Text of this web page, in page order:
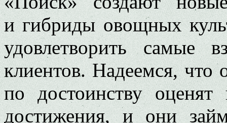
и гибриды овощных
удовлетворить самые
клиентов. Надеемся, что
по достоинству оценят
достижения, и они